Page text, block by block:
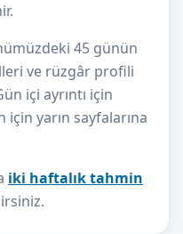
45 günün
ve rüzgâr profili
içi ayrıntı için
yarın sayfalarına
iki haftalık tahmin